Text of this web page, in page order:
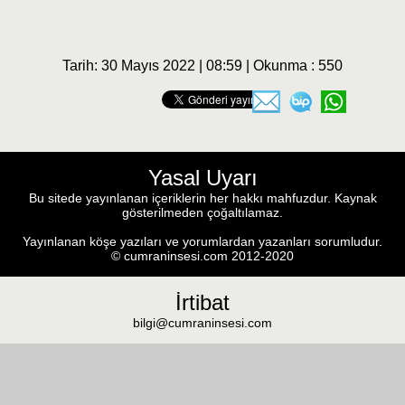
Tarih: 30 Mayıs 2022 | 08:59 | Okunma : 550
Yasal Uyarı
Bu sitede yayınlanan içeriklerin her hakkı mahfuzdur. Kaynak
gösterilmeden çoğaltılamaz.
Yayınlanan köşe yazıları ve yorumlardan yazanları sorumludur.
© cumraninsesi.com 2012-2020
İrtibat
bilgi@cumraninsesi.com